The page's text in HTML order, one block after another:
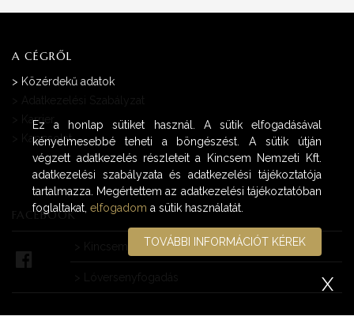
A CÉGRŐL
> Közérdekű adatok
Karrier
Kapcsolat
FACEBOOK
Kincsem Park
Ez a honlap sütiket használ. A sütik elfogadásával
kényelmesebbé teheti a böngészést. A sütik útján
végzett adatkezelés részleteit a Kincsem Nemzeti Kft.
adatkezelési szabályzata és adatkezelési tájékoztatója
tartalmazza. Megértettem az adatkezelési tájékoztatóban
foglaltakat,elfogadom a sütik használatát.
TOVÁBBI INFORMÁCIÓT KÉREK
X